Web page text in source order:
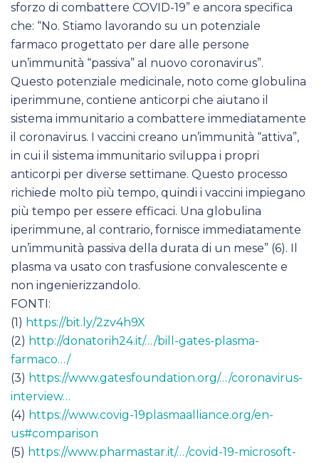
sforzo di combattere COVID-19” e ancora specifica
che: “No. Stiamo lavorando su un potenziale
farmaco progettato per dare alle persone
un’immunità “passiva” al nuovo coronavirus”.
Questo potenziale medicinale, noto come globulina
iperimmune, contiene anticorpi che aiutano il
sistema immunitario a combattere immediatamente
il coronavirus. I vaccini creano un’immunità “attiva”,
in cui il sistema immunitario sviluppa i propri
anticorpi per diverse settimane. Questo processo
richiede molto più tempo, quindi i vaccini impiegano
più tempo per essere efficaci. Una globulina
iperimmune, al contrario, fornisce immediatamente
un’immunità passiva della durata di un mese” (6). Il
plasma va usato con trasfusione convalescente e
non ingenierizzandolo.
FONTI:
(1) https://bit.ly/2zv4h9X
(2) http://donatorih24.it/…/bill-gates-plasma-
farmaco…/
(3) https://www.gatesfoundation.org/…/coronavirus-
interview…
(4) https://www.covig-19plasmaalliance.org/en-
us#comparison
(5) https://www.pharmastar.it/…/covid-19-microsoft-